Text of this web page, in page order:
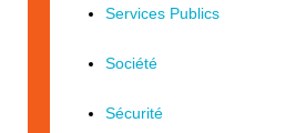
Services Publics
Société
Sécurité